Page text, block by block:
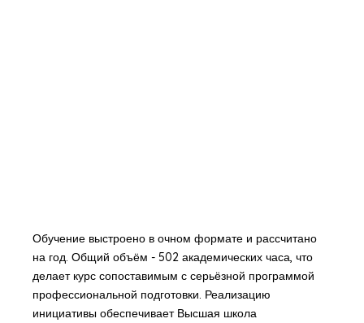
Обучение выстроено в очном формате и рассчитано
на год. Общий объём - 502 академических часа, что
делает курс сопоставимым с серьёзной программой
профессиональной подготовки. Реализацию
инициативы обеспечивает Высшая школа